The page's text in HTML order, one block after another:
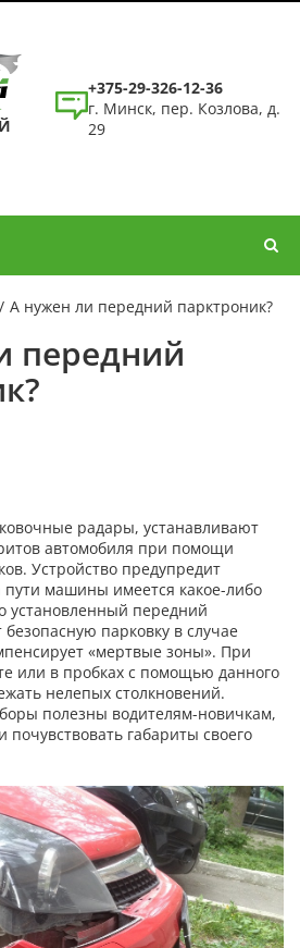
+375-29-326-12-36
г. Минск, пер. Козлова, д.
29
/ А нужен ли передний парктроник?
передний
радары, устанавливают
автомобиля при помощи
Устройство предупредит
пути машины имеется какое-либо
установленный передний
парковку в случае
«мертвые зоны». При
или в пробках с помощью данного
нелепых столкновений.
полезны водителям-новичкам,
габариты своего